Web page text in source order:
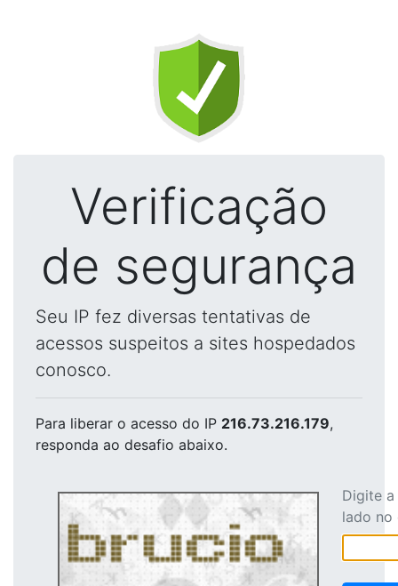
Verificação
de segurança
Seu IP fez diversas tentativas de
acessos suspeitos a sites hospedados
conosco.
Para liberar o acesso do IP 216.73.216.179,
responda ao desafio abaixo.
Digite
lado no